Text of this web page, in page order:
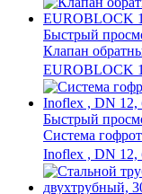
Быстрый
Клапан
EUROBLOCK
Быстрый
Cистема
Inoflex , DN 12,